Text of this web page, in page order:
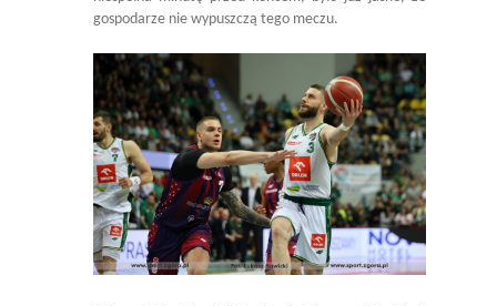
gospodarze nie wypuszczą tego meczu.